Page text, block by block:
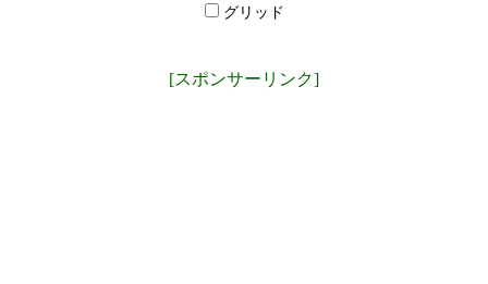
グリッド
[スポンサーリンク]